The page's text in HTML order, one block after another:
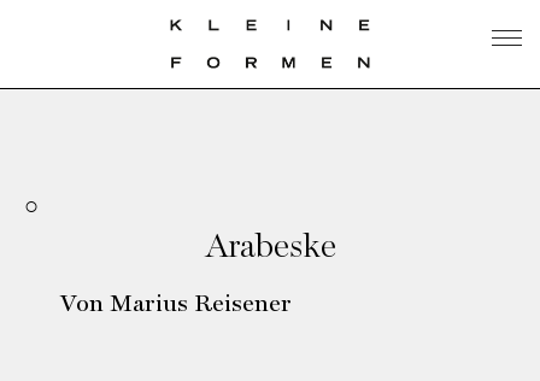
Arabeske
Von Marius Reisener